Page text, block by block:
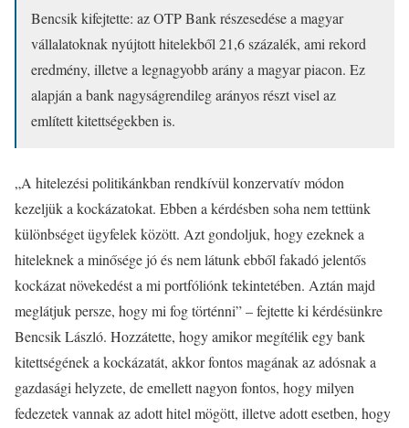
Bencsik kifejtette: az OTP Bank részesedése a magyar
vállalatoknak nyújtott hitelekből 21,6 százalék, ami rekord
eredmény, illetve a legnagyobb arány a magyar piacon. Ez
alapján a bank nagyságrendileg arányos részt visel az
említett kitettségekben is.
„A hitelezési politikánkban rendkívül konzervatív módon
kezeljük a kockázatokat. Ebben a kérdésben soha nem tettünk
különbséget ügyfelek között. Azt gondoljuk, hogy ezeknek a
hiteleknek a minősége jó és nem látunk ebből fakadó jelentős
kockázat növekedést a mi portfóliónk tekintetében. Aztán majd
meglátjuk persze, hogy mi fog történni” – fejtette ki kérdésünkre
Bencsik László. Hozzátette, hogy amikor megítélik egy bank
kitettségének a kockázatát, akkor fontos magának az adósnak a
gazdasági helyzete, de emellett nagyon fontos, hogy milyen
fedezetek vannak az adott hitel mögött, illetve adott esetben, hogy